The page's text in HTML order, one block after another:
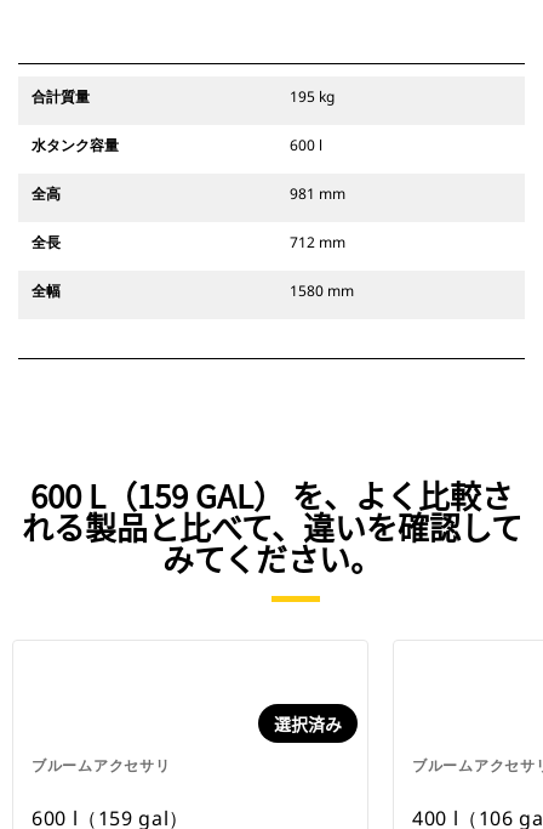
合計質量 195 kg
水タンク容量 600 l
全高 981 mm
全長 712 mm
全幅 1580 mm
600 L（159 GAL） を、よく比較さ
れる製品と比べて、違いを確認して
みてください。
ブルームアクセサリ
選択済み
600 l（159 gal）
ブルームアクセサ
400 l（106